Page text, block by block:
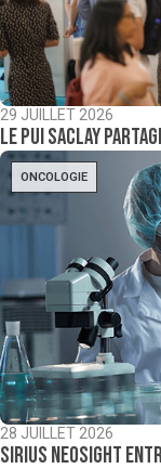
29 JUILLET 2026
Le PUI Saclay
ONCOLOGIE
28 JUILLET 2026
Sirius NeoSight